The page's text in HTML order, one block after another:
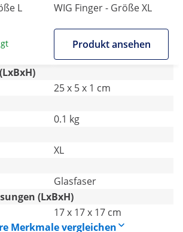
L WIG Finger - Größe XL
Produkt ansehen
25 x 5 x 1 cm
0.1 kg
XL
Glasfaser
(LxBxH)
17 x 17 x 17 cm
Merkmale vergleichen